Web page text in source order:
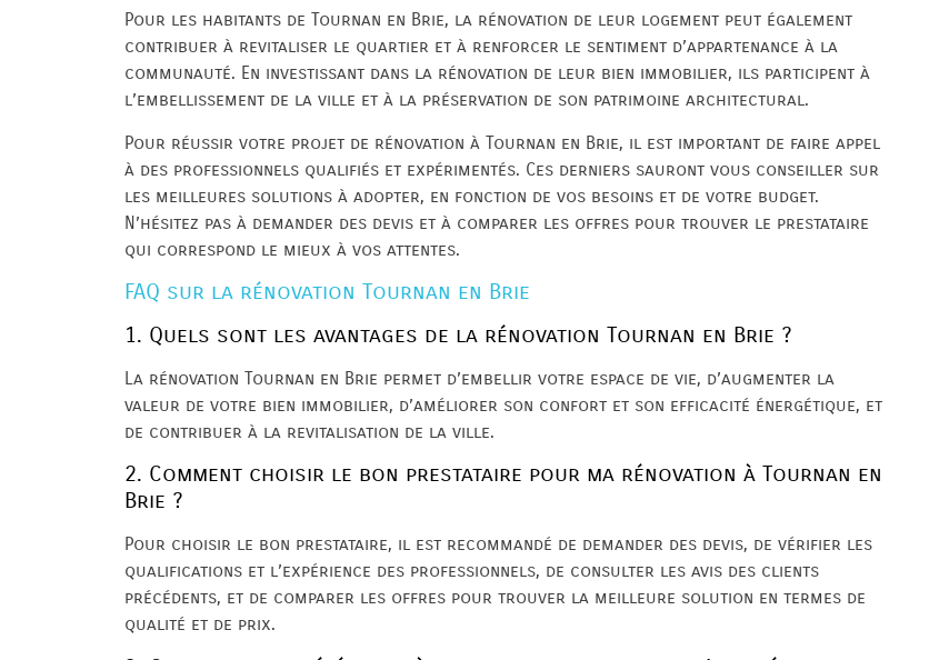
Pour les habitants de Tournan en Brie, la rénovation de leur logement peut également
contribuer à revitaliser le quartier et à renforcer le sentiment d’appartenance à la
communauté. En investissant dans la rénovation de leur bien immobilier, ils participent à
l’embellissement de la ville et à la préservation de son patrimoine architectural.
Pour réussir votre projet de rénovation à Tournan en Brie, il est important de faire appel
à des professionnels qualifiés et expérimentés. Ces derniers sauront vous conseiller sur
les meilleures solutions à adopter, en fonction de vos besoins et de votre budget.
N’hésitez pas à demander des devis et à comparer les offres pour trouver le prestataire
qui correspond le mieux à vos attentes.
FAQ sur la rénovation Tournan en Brie
1. Quels sont les avantages de la rénovation Tournan en Brie ?
La rénovation Tournan en Brie permet d’embellir votre espace de vie, d’augmenter la
valeur de votre bien immobilier, d’améliorer son confort et son efficacité énergétique, et
de contribuer à la revitalisation de la ville.
2. Comment choisir le bon prestataire pour ma rénovation à Tournan en
Brie ?
Pour choisir le bon prestataire, il est recommandé de demander des devis, de vérifier les
qualifications et l’expérience des professionnels, de consulter les avis des clients
précédents, et de comparer les offres pour trouver la meilleure solution en termes de
qualité et de prix.